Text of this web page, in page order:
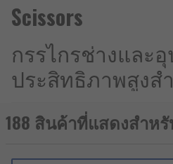
Scissors
กรรไกรช่างและ
ประสิทธิภาพสูงส
มืออาชีพ
เป็นเครื่องมือสำคัญที่ส่งผลต่อคุ
188 สินค้าที่แสดงสำหรั